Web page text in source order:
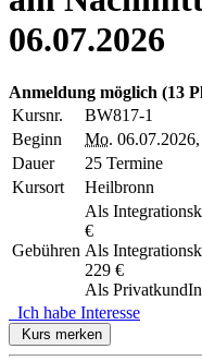
06.07.2026
Anmeldung möglich (13
Kursnr.
BW817-1
Beginn
Mo.
Dauer
25 Termine
Kursort
Heilbronn
Gebühren
Als
€
Als
229 €
Als
Ich habe Interesse
Kurs merken